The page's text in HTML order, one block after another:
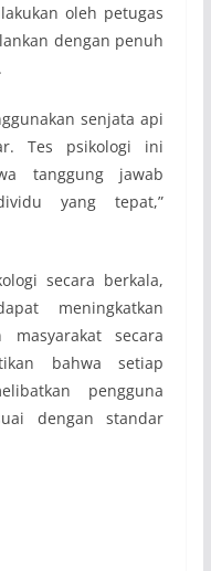
oleh petugas
dengan penuh
senjata api
Tes psikologi ini
tanggung jawab
yang tepat,”
secara berkala,
meningkatkan
masyarakat secara
bahwa setiap
pengguna
dengan standar